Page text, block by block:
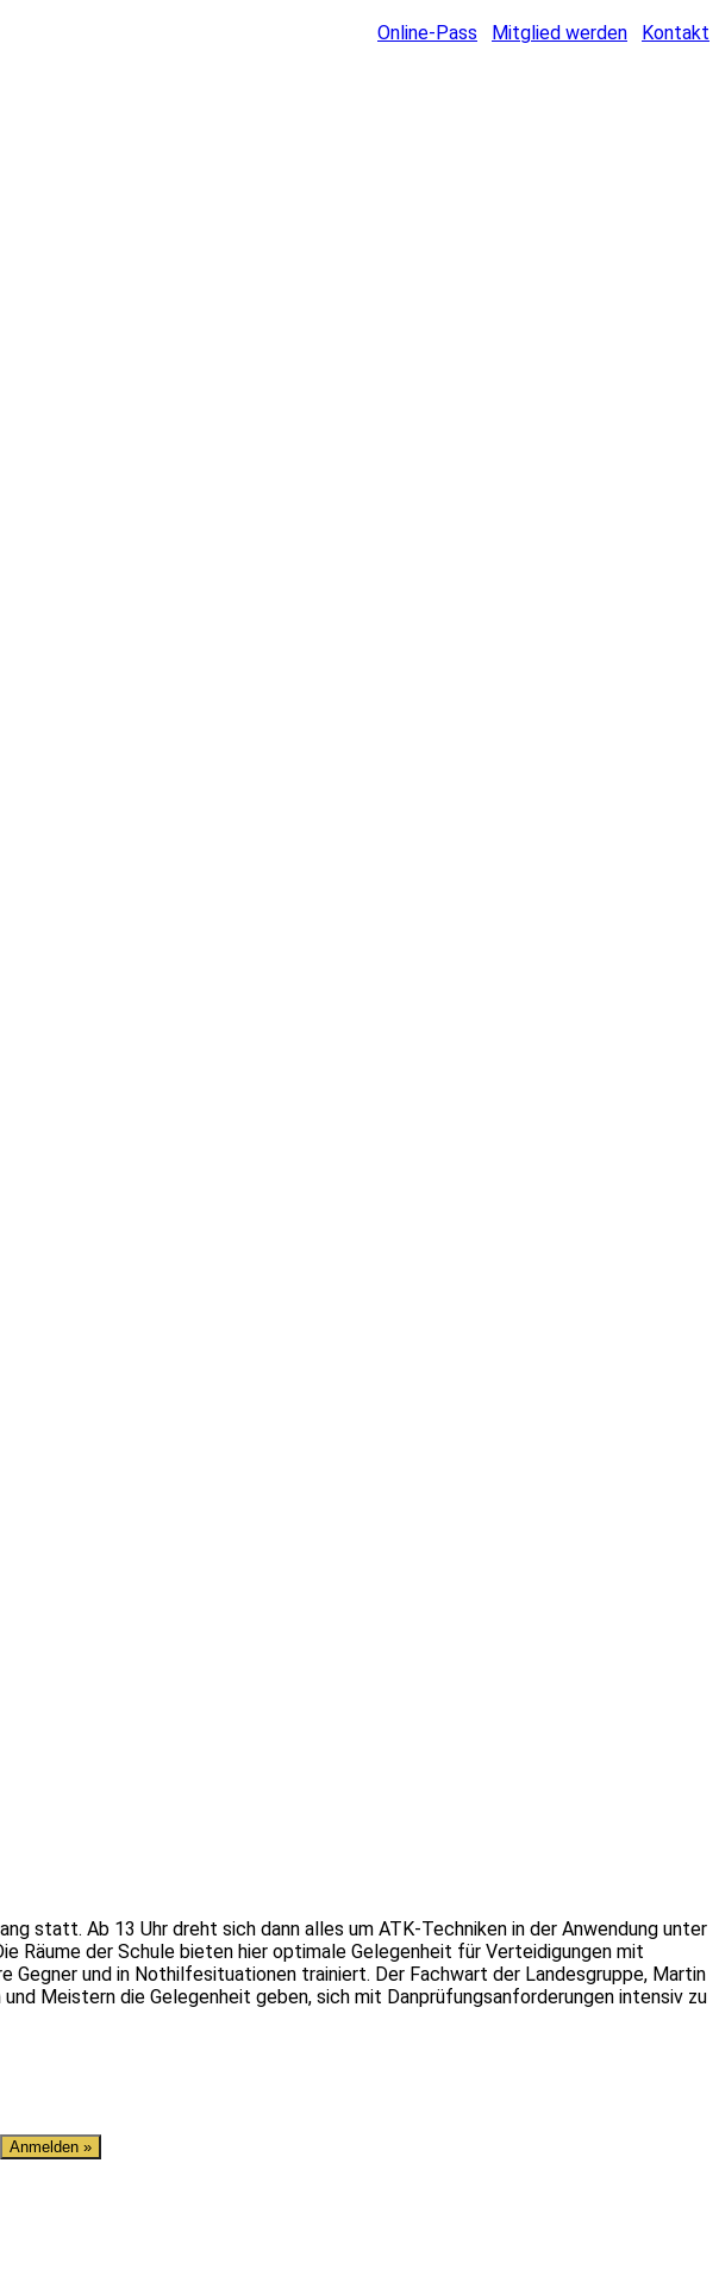
Online-Pass Mitglied werden Kontakt
statt. Ab 13 Uhr dreht sich dann alles um ATK-Techniken in der Anwendung unter
Räume der Schule bieten hier optimale Gelegenheit für Verteidigungen mit
Gegner und in Nothilfesituationen trainiert. Der Fachwart der Landesgruppe, Martin
Meistern die Gelegenheit geben, sich mit Danprüfungsanforderungen intensiv zu